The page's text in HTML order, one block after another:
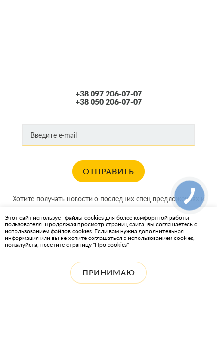
+38 097 206-07-07
+38 050 206-07-07
ОТПРАВИТЬ
Хотите получать новости о последних спец предложениях и
КАРТА САЙТА
Этот сайт использует файлы cookies для более комфортной работы
пользователя. Продолжая просмотр страниц сайта, вы соглашаетесь с
использованием файлов cookies. Если вам нужна дополнительная
информация или вы не хотите соглашаться с использованием cookies,
пожалуйста, посетите страницу "Про cookies"
ПРИНИМАЮ